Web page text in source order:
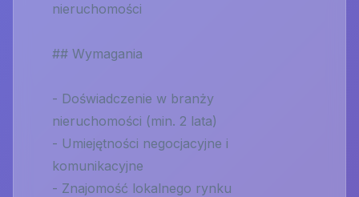
nieruchomości
## Wymagania
- Doświadczenie w branży
nieruchomości (min. 2 lata)
- Umiejętności negocjacyjne i
komunikacyjne
- Znajomość lokalnego rynku